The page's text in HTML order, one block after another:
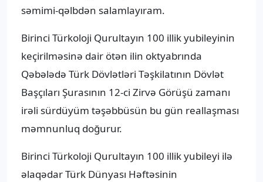
səmimi-qəlbdən salamlayıram.
Birinci Türkoloji Qurultayın 100 illik yubileyinin
keçirilməsinə dair ötən ilin oktyabrında
Qəbələdə Türk Dövlətləri Təşkilatının Dövlət
Başçıları Şurasının 12‑ci Zirvə Görüşü zamanı
irəli sürdüyüm təşəbbüsün bu gün reallaşması
məmnunluq doğurur.
Birinci Türkoloji Qurultayın 100 illik yubileyi ilə
əlaqədar Türk Dünyası Həftəsinin